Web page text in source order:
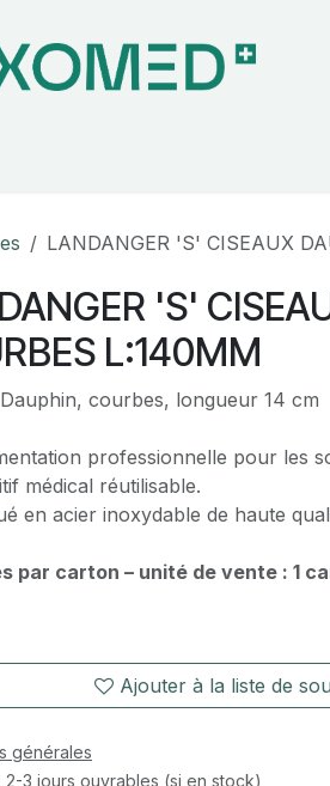
LANDANGER 'S' CISEAUX
'S'
L:140MM
courbes, longueur 14 cm
professionnelle pour les
médical réutilisable.
en acier inoxydable de haute
par carton – unité de vente : 1
Ajouter à la liste de
générales
2-3 jours ouvrables (si en stock)